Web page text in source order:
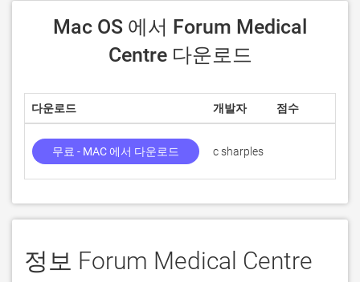
Centre 다운로드
다운로드 개발자 점수
무료 - MAC 에서 다운로드 c sharples
정보 Forum Medical Centre